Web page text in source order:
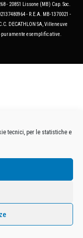
tecnici, per le statistiche e
- 20851 Lissone (MB) Cap. Soc.
- R.E.A. MB-1370021 -
DECATHLON SA, Villeneuve
puramente esemplificative.